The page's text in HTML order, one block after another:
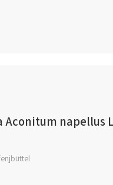
Aconitum napellus